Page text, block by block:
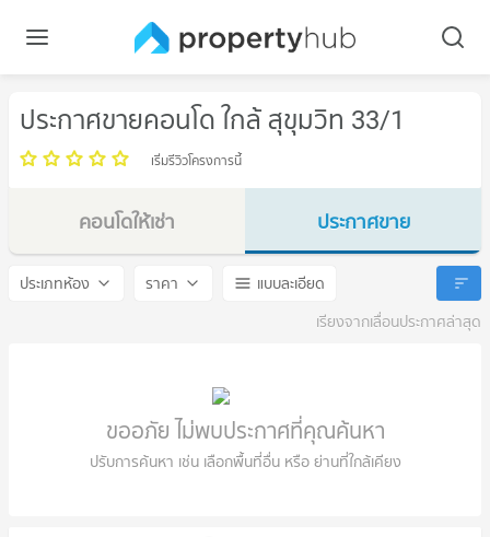
ประกาศขายคอนโด ใกล้ สุขุมวิท 33/1
เริ่มรีวิวโครงการนี้
คอนโดให้เช่า
ประกาศขาย
ประเภทห้อง ราคา
แบบละเอียด
เรียงจากเลื่อนประกาศล่าสุด
ขออภัย ไม่พบประกาศที่คุณค้นหา
ปรับการค้นหา เช่น เลือกพื้นที่อื่น หรือ ย่านที่ใกล้เคียง